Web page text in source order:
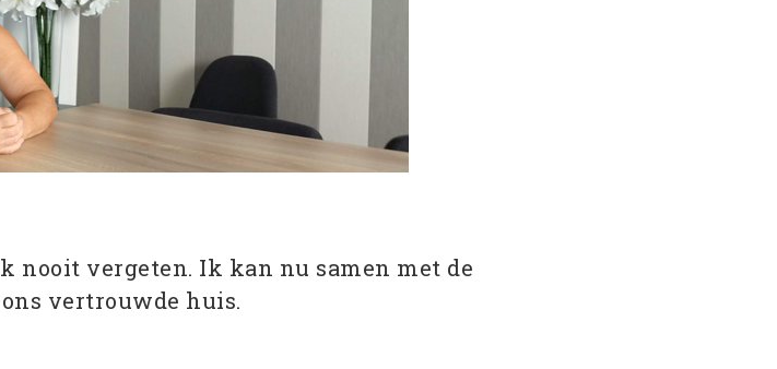
nooit vergeten. Ik kan nu samen met de
vertrouwde huis.